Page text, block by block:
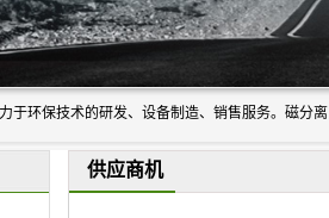
供应商机